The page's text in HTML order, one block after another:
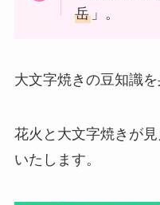
岳 」。
大文字焼きの豆知識を
花火と大文字焼きが
いたします。